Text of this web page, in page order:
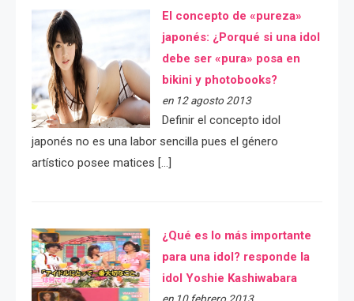
El concepto de «pureza»
japonés: ¿Porqué si una idol
debe ser «pura» posa en
bikini y photobooks?
en 12 agosto 2013
Definir el concepto idol
japonés no es una labor sencilla pues el género
artístico posee matices […]
¿Qué es lo más importante
para una idol? responde la
idol Yoshie Kashiwabara